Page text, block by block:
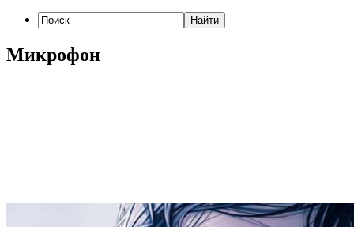
Микрофон